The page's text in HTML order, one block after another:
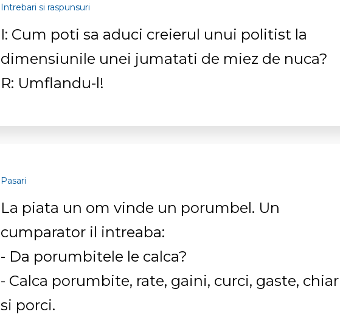
Intrebari si raspunsuri
I: Cum poti sa aduci creierul unui politist la
dimensiunile unei jumatati de miez de nuca?
R: Umflandu-l!
Pasari
La piata un om vinde un porumbel. Un
cumparator il intreaba:
- Da porumbitele le calca?
- Calca porumbite, rate, gaini, curci, gaste, chiar
si porci.